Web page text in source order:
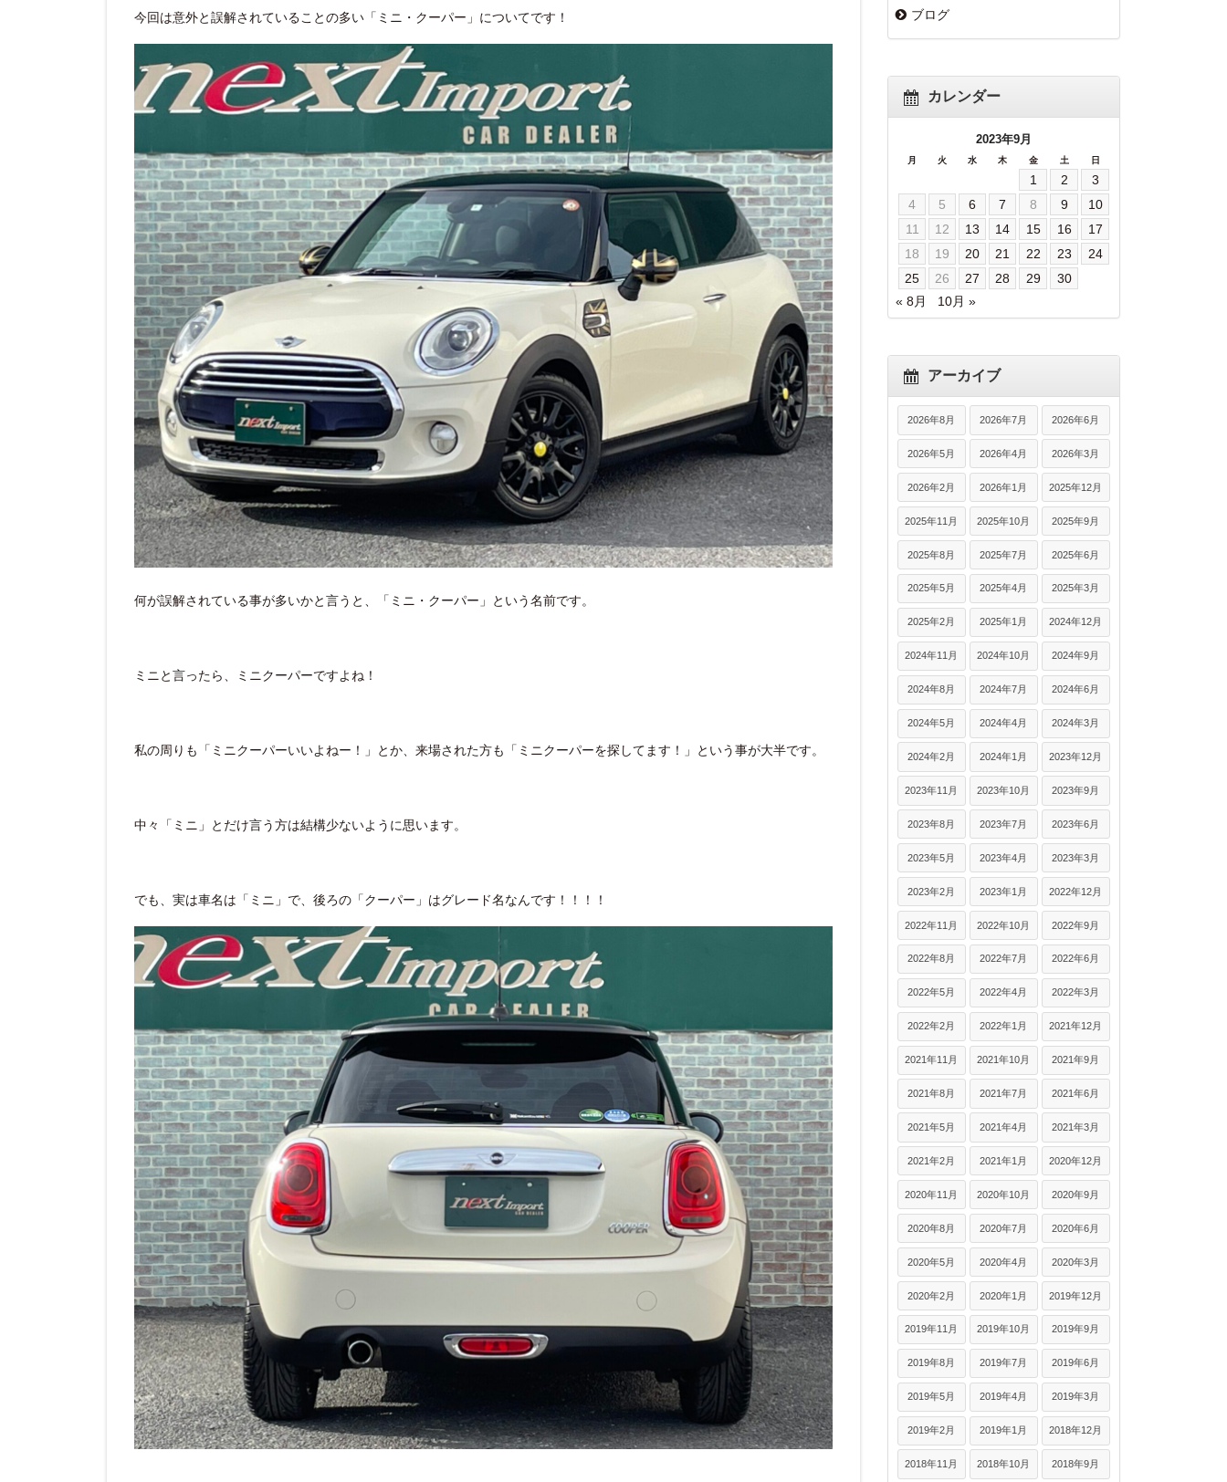
今回は意外と誤解されていることの多い「ミニ・クーパー」についてです！
何が誤解されている事が多いかと言うと、「ミニ・クーパー」という名前です。
ミニと言ったら、ミニクーパーですよね！
私の周りも「ミニクーパーいいよねー！」とか、来場された方も「ミニクーパーを探してます！」という事が大半です。
中々「ミニ」とだけ言う方は結構少ないように思います。
でも、実は車名は「ミニ」で、後ろの「クーパー」はグレード名なんです！！！！
ブログ
カレンダー
2023年9月
月 火 水 木 金 土 日
1 2
3
4
5 6 7 8 9
10
11
12 13 14 15 16
17
18
19 20 21 22 23
24
25
26 27 28 29
30
« 8月
10月 »
アーカイブ
2026年8月 2026年7月 2026年6月
2026年5月 2026年4月 2026年3月
2026年2月 2026年1月 2025年12月
2025年11月 2025年10月 2025年9月
2025年8月 2025年7月 2025年6月
2025年5月 2025年4月 2025年3月
2025年2月 2025年1月 2024年12月
2024年11月 2024年10月 2024年9月
2024年8月 2024年7月 2024年6月
2024年5月 2024年4月 2024年3月
2024年2月 2024年1月 2023年12月
2023年11月 2023年10月 2023年9月
2023年8月 2023年7月 2023年6月
2023年5月 2023年4月 2023年3月
2023年2月 2023年1月 2022年12月
2022年11月 2022年10月 2022年9月
2022年8月 2022年7月 2022年6月
2022年5月 2022年4月 2022年3月
2022年2月 2022年1月 2021年12月
2021年11月 2021年10月 2021年9月
2021年8月 2021年7月 2021年6月
2021年5月 2021年4月 2021年3月
2021年2月 2021年1月 2020年12月
2020年11月 2020年10月 2020年9月
2020年8月 2020年7月 2020年6月
2020年5月 2020年4月 2020年3月
2020年2月 2020年1月 2019年12月
2019年11月 2019年10月 2019年9月
2019年8月 2019年7月 2019年6月
2019年5月 2019年4月 2019年3月
2019年2月 2019年1月 2018年12月
2018年11月 2018年10月 2018年9月